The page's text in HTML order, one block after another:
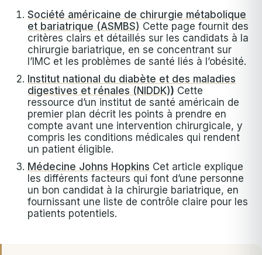
Société américaine de chirurgie métabolique
et bariatrique (ASMBS) Cette page fournit des
critères clairs et détaillés sur les candidats à la
chirurgie bariatrique, en se concentrant sur
l’IMC et les problèmes de santé liés à l’obésité.
Institut national du diabète et des maladies
digestives et rénales (NIDDK)) Cette
ressource d’un institut de santé américain de
premier plan décrit les points à prendre en
compte avant une intervention chirurgicale, y
compris les conditions médicales qui rendent
un patient éligible.
Médecine Johns Hopkins Cet article explique
les différents facteurs qui font d’une personne
un bon candidat à la chirurgie bariatrique, en
fournissant une liste de contrôle claire pour les
patients potentiels.